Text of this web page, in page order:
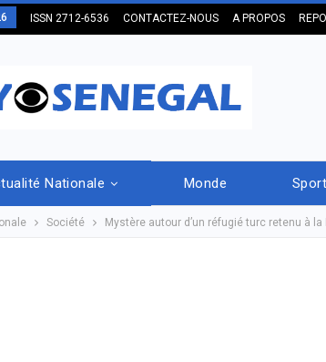
ISSN 2712-6536 CONTACTEZ-NOUS A PROPOS
Nationale Monde Sport
Société Mystère autour d’un réfugié turc retenu à la